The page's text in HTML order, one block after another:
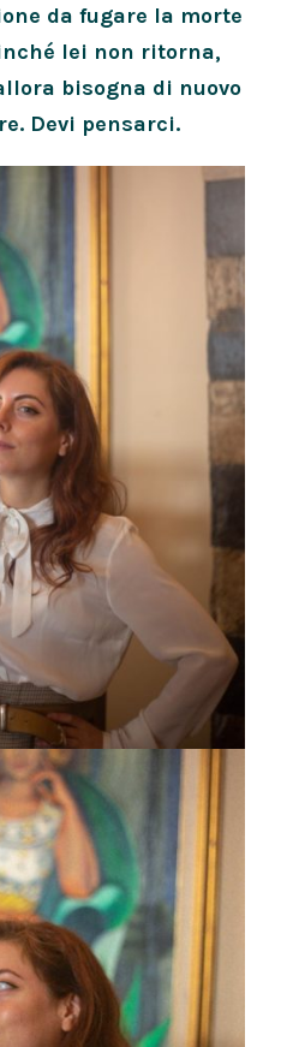
da fugare la morte
lei non ritorna,
bisogna di nuovo
Devi pensarci.